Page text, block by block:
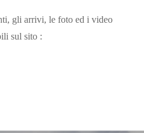
gli arrivi, le foto ed i video
sul sito :